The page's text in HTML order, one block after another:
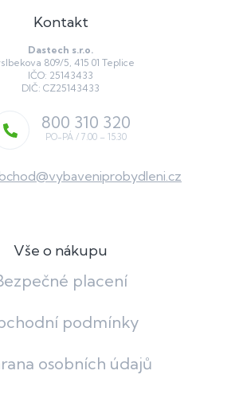
Kontakt
Dastech s.r.o.
809/5, 415 01 Teplice
IČO: 25143433
DIČ: CZ25143433
@vybaveniprobydleni.cz
800 310 320
Vše o nákupu
placení
podmínky
osobních údajů